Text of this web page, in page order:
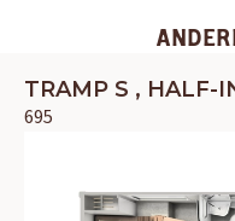
TRAMP S , HALF-
695
Eriba